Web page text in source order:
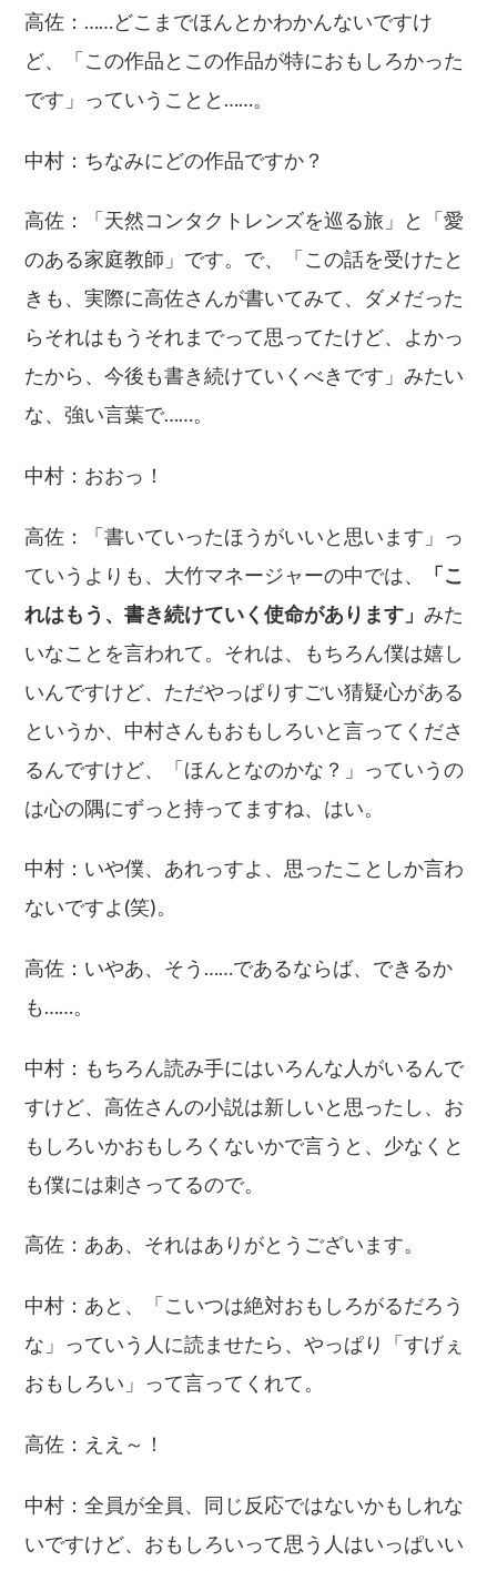
高佐：……どこまでほんとかわかんないですけ
ど、「この作品とこの作品が特におもしろかった
です」っていうことと……。
中村：ちなみにどの作品ですか？
高佐：「天然コンタクトレンズを巡る旅」と「愛
のある家庭教師」です。で、「この話を受けたと
きも、実際に高佐さんが書いてみて、ダメだった
らそれはもうそれまでって思ってたけど、よかっ
たから、今後も書き続けていくべきです」みたい
な、強い言葉で……。
中村：おおっ！
高佐：「書いていったほうがいいと思います」っ
ていうよりも、大竹マネージャーの中では、
「こ
れはもう、書き続けていく使命があります」みた
いなことを言われて。それは、もちろん僕は嬉し
いんですけど、ただやっぱりすごい猜疑心がある
というか、中村さんもおもしろいと言ってくださ
るんですけど、「ほんとなのかな？」っていうの
は心の隅にずっと持ってますね、はい。
中村：いや僕、あれっすよ、思ったことしか言わ
ないですよ(笑)。
高佐：いやあ、そう……であるならば、できるか
も……。
中村：もちろん読み手にはいろんな人がいるんで
すけど、高佐さんの小説は新しいと思ったし、お
もしろいかおもしろくないかで言うと、少なくと
も僕には刺さってるので。
高佐：ああ、それはありがとうございます。
中村：あと、「こいつは絶対おもしろがるだろう
な」っていう人に読ませたら、やっぱり「すげぇ
おもしろい」って言ってくれて。
高佐：ええ～！
中村：全員が全員、同じ反応ではないかもしれな
いですけど、おもしろいって思う人はいっぱいい